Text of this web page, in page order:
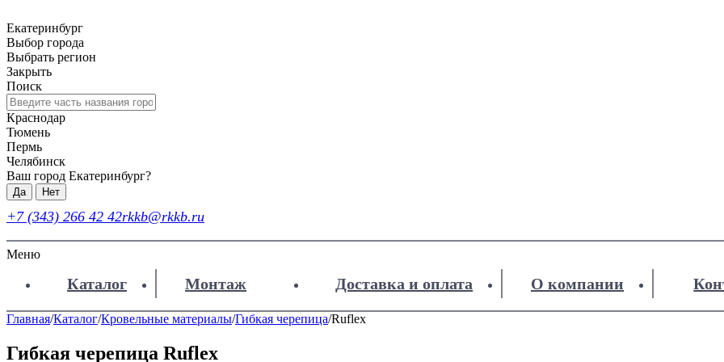
Екатеринбург
Выбор города
Выбрать регион
Закрыть
Поиск
Краснодар
Тюмень
Пермь
Челябинск
Ваш город Екатеринбург?
Да Нет
+7 (343) 266 42 42rkkb@rkkb.ru
Меню
Каталог Монтаж Доставка и оплата О компании
Главная/Каталог/Кровельные материалы/Гибкая черепица/Ruflex
Гибкая черепица Ruflex